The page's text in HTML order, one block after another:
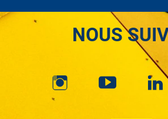
NOUS